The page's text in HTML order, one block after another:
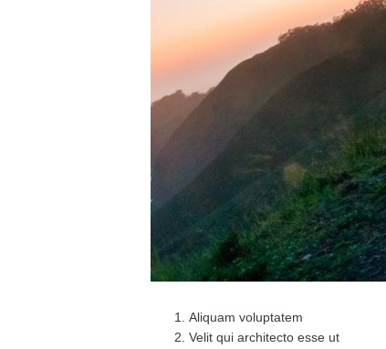
Aliquam voluptatem
Velit qui architecto esse ut